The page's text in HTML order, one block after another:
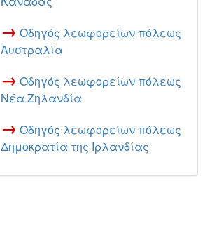
→ Οδηγός λεωφορείων πόλεως
Αυστραλία
→ Οδηγός λεωφορείων πόλεως
Νέα Ζηλανδία
→ Οδηγός λεωφορείων πόλεως
Δημοκρατία της Ιρλανδίας